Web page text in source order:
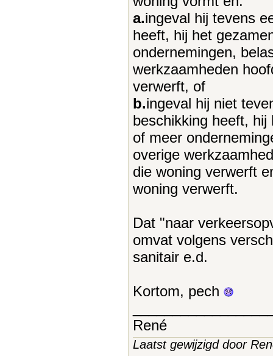
a.ingeval hij tevens
heeft, hij het
ondernemingen,
werkzaamheden
verwerft, of
b.ingeval hij niet
beschikking heeft,
of meer
overige
die woning verwerft
woning verwerft.
Dat "naar
omvat volgens
sanitair e.d.
Kortom, pech
René
Laatst gewijzigd door